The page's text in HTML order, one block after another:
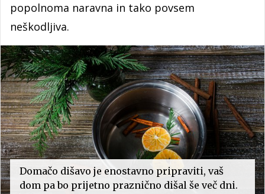
popolnoma naravna in tako povsem
neškodljiva.
Domačo dišavo je enostavno pripraviti, vaš
dom pa bo prijetno praznično dišal še več dni.